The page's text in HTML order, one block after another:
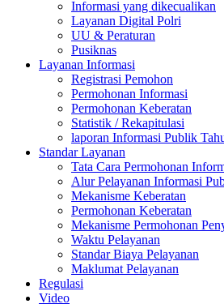
Informasi yang dikecualikan
Layanan Digital Polri
UU & Peraturan
Pusiknas
Layanan Informasi
Registrasi Pemohon
Permohonan Informasi
Permohonan Keberatan
Statistik / Rekapitulasi
laporan Informasi Publik
Standar Layanan
Tata Cara Permohonan
Alur Pelayanan Informasi
Mekanisme Keberatan
Permohonan Keberatan
Mekanisme Permohonan
Waktu Pelayanan
Standar Biaya Pelayanan
Maklumat Pelayanan
Regulasi
Video